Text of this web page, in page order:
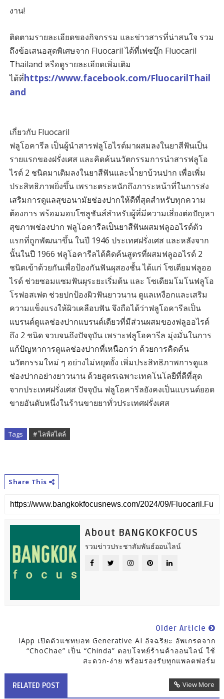
งาน!
ติดตามรายละเอียดของกิจกรรม และข่าวสารที่น่าสนใจ รวม
ถึงข้อเสนอสุดพิเศษจาก Fluocaril ได้ที่เฟซบุ๊ก Fluocaril
Thailand หรือดูรายละเอียดเพิ่มเติม
ได้ที่https://www.facebook.com/FluocarilThail
and
เกี่ยวกับ Fluocaril
ฟลูโอคารีล เป็นผู้นำสารฟลูโอไรด์มาผสมลงในยาสีฟันเป็น
รายแรกของฝรั่งเศส และคิดค้นนวัตกรรมการนำสารฟลูโอ
ไรด์ 2 ชนิดมาเติมลงในยาสีฟันและน้ำยาบ้วนปาก เพื่อเพิ่ม
ประสิทธิภาพยิ่งขึ้น เพราะตระหนักถึงภาระหน้าที่ในการส่ง
เสริมการดูแลสุขอนามัยช่องปากให้ดีที่สุดสำหรับทุกความ
ต้องการ พร้อมมอบโซลูชันส์สำหรับผู้ที่มีความเสี่ยงต่อปัญหา
สุขภาพช่องปาก ฟลูโอคารีลเป็นยาสีฟันผสมฟลูออไรด์ตัว
แรกที่ถูกพัฒนาขึ้น ในปี 1946 ประเทศฝรั่งเศส และหลังจาก
นั้นในปี 1966 ฟลูโอคารีลได้คิดค้นสูตรที่ผสมฟลูออไรด์ 2
ชนิดเข้าด้วยกันเพื่อป้องกันฟันผุสองชั้น ได้แก่ โซเดียมฟลูออ
ไรด์ ช่วยซอมแซมฟันผุระยะเริ่มต้น และ โซเดียมโมโนฟลูโอ
โรฟอสเฟต ช่วยปกป้องผิวฟันยาวนาน ดูแลเหงือกและเสริม
ความแข็งแรงให้ผิวเคลือบฟัน จึงถือได้ว่าฟลูโอคารีลเป็น
แบรนด์ดูแลช่องปากแบรนด์เดียวที่มีส่วนผสมของฟลูออไรด์
ถึง 2 ชนิด จวบจนถึงปัจจุบัน เพราะฟลูโอคารีล มุ่งมั่นในการ
แก้ปัญหาการดูแลช่องปากที่เหนือกว่า ด้วยการคิดค้น
นวัตกรรมใหม่ ๆ อย่างไม่หยุดยั้ง เพิ่มประสิทธิภาพการดูแล
ช่องปากอย่างยาวนาน ด้วยสูตรเฉพาะเทคโนโลยีที่ดีที่สุด
จากประเทศฝรั่งเศส ปัจจุบัน ฟลูโอคารีลยังคงเป็นแบรนด์ยอด
ขายอันดับหนึ่งในร้านขายยาทั่วประเทศฝรั่งเศส
Tags # ไลฟ์สไตล์
Share This
About BANGKOKFOCUS
รวมข่าวประชาสัมพันธ์ออนไลน์
Older Article
IApp เปิดตัวแชทบอท Generative AI อัจฉริยะ อัพเกรดจาก
“ChoChae” เป็น “Chinda” ตอบโจทย์ร้านค้าออนไลน์ ใช้
สะดวก-ง่าย พร้อมรองรับทุกแพลตฟอร์ม
RELATED POST View More